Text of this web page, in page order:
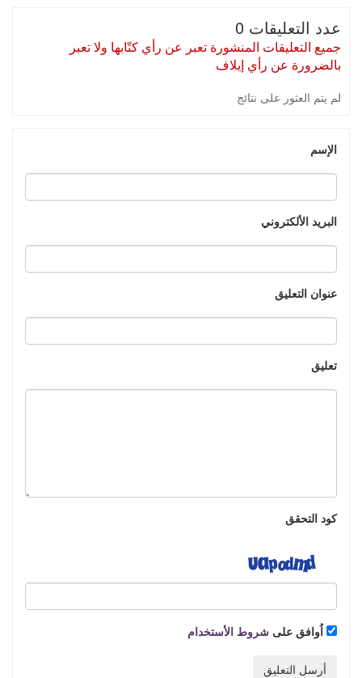
عدد التعليقات 0
جميع التعليقات المنشورة تعبر عن رأي كتّابها ولا تعبر
بالضرورة عن رأي إيلاف
لم يتم العثور على نتائج
الإسم
البريد الألكتروني
عنوان التعليق
تعليق
كود التحقق
اُوافق على شروط الأستخدام
أرسل التعليق